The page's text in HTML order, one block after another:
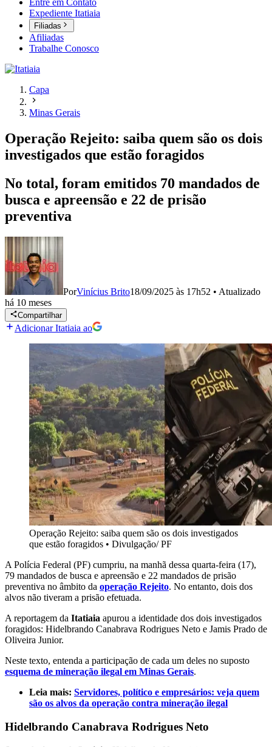
Entre em Contato
Expediente Itatiaia
Filiadas
Afiliadas
Trabalhe Conosco
Capa
Minas Gerais
Operação Rejeito: saiba quem são os dois
investigados que estão foragidos
No total, foram emitidos 70 mandados de
busca e apreensão e 22 de prisão
preventiva
PorVinícius Brito18/09/2025 às 17h52 • Atualizado
há 10 meses
Compartilhar
Adicionar Itatiaia ao
Operação Rejeito: saiba quem são os dois investigados
que estão foragidos • Divulgação/ PF
A Polícia Federal (PF) cumpriu, na manhã dessa quarta-feira (17),
79 mandados de busca e apreensão e 22 mandados de prisão
preventiva no âmbito da operação Rejeito. No entanto, dois dos
alvos não tiveram a prisão efetuada.
A reportagem da Itatiaia apurou a identidade dos dois investigados
foragidos: Hidelbrando Canabrava Rodrigues Neto e Jamis Prado de
Oliveira Junior.
Neste texto, entenda a participação de cada um deles no suposto
esquema de mineração ilegal em Minas Gerais.
Leia mais: Servidores, político e empresários: veja quem
são os alvos da operação contra mineração ilegal
Hidelbrando Canabrava Rodrigues Neto